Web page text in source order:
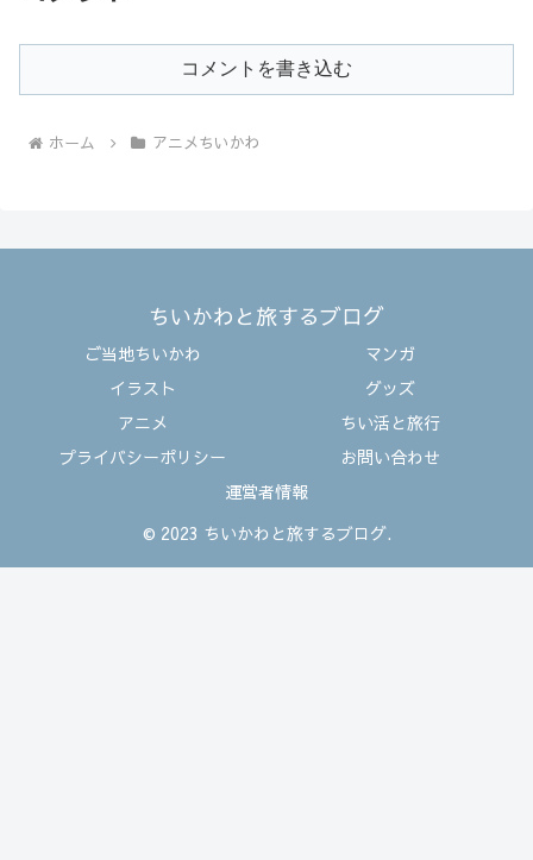
コメントを書き込む
ホーム アニメちいかわ
ちいかわと旅するブログ
ご当地ちいかわ
マンガ
イラスト
グッズ
アニメ
ちい活と旅行
プライバシーポリシー
お問い合わせ
運営者情報
© 2023 ちいかわと旅するブログ.